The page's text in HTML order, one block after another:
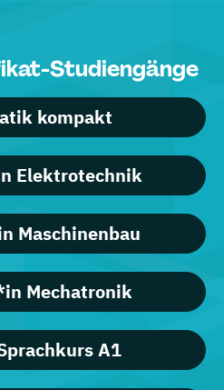
Studiengänge
kompakt
Elektrotechnik
Maschinenbau
Mechatronik
A1